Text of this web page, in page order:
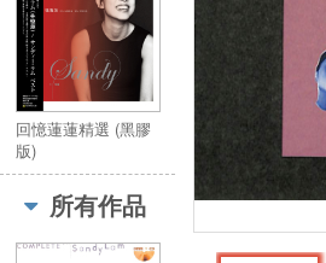
回憶蓮蓮精選 (黑膠
版)
所有作品